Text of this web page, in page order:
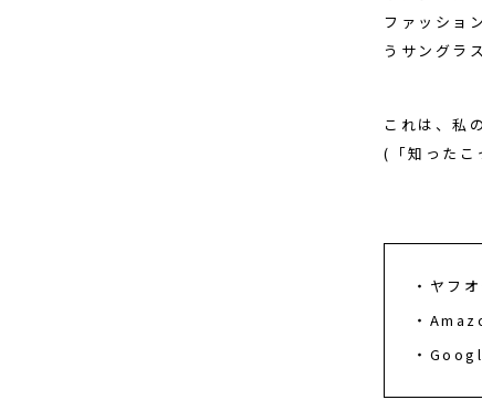
ファッショ
うサングラ
これは、私
(「知ったこ
ヤフ